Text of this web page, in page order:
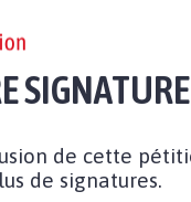
SIGNATURE
de cette
de signatures.